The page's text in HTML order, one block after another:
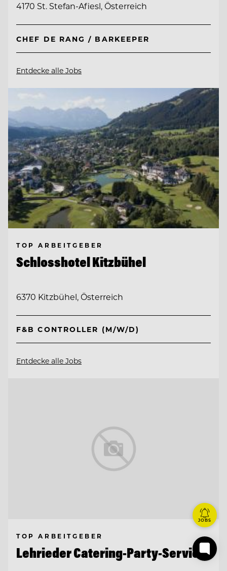
4170 St. Stefan-Afiesl, Österreich
CHEF DE RANG / BARKEEPER
Entdecke alle Jobs
TOP ARBEITGEBER
Schlosshotel Kitzbühel
6370 Kitzbühel, Österreich
F&B CONTROLLER (M/W/D)
Entdecke alle Jobs
TOP ARBEITGEBER
Lehrieder Catering-Party-Service
JOBS